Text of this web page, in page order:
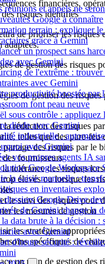
réunions et appels ne
Google à connaître
terrain : expliquer
grâce à Gemini
un prospect sans
avec Gemini
de l'extrême : trouver
avec Gemini
productivité boostée
font peau neuve
sous contrôle : appliquez
dinde avec Gemini
industrielle :
avec Gemini
vos propres agents IA
Google Workspace
la saisie manuelle :
en inventaires
dossiers Google Drive
de Gemini change la
data brute à la décision :
avec Gemini
d'heure sécurité :
financières,
risques identifiés
de prioriser les risques
adaptées.
de gestion des risques
de gestion des
:
réduction des risques
telles que des pare-feu
des risques par le
fournisseurs
tolérance des risques
élevés ou lorsque les
le suivi des risques pour
les mesures de gestion
les stratégies
spécifiques de
un plan de gestion des